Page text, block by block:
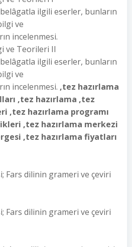
ilgili eserler, bunların
ve
incelenmesi.
ve Teorileri II
ilgili eserler, bunların
ve
incelenmesi. ,tez hazırlama
,tez hazırlama ,tez
,tez hazırlama programı
,tez hazırlama merkezi
,tez hazırlama fiyatları
Fars dilinin grameri ve çeviri
Fars dilinin grameri ve çeviri